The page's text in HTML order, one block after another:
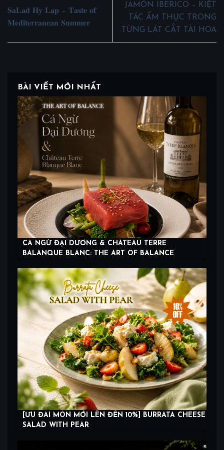
𝐒𝐚𝐋𝐚𝐝 𝐇𝐲 𝐋𝐚̣𝐩 – 𝐓𝐚𝐬𝐭𝐞 𝐨𝐟
𝐌𝐞𝐝𝐢𝐭𝐞𝐫𝐫𝐚𝐧𝐞𝐚𝐧 𝐒𝐮𝐦𝐦𝐞𝐫
JAMÓN IBERICO – KIỆT
TÁC ẨM THỰC TRONG
TỪNG LÁT CẮT TÀI HOA
BÀI VIẾT MỚI NHẤT
CÁ NGỪ ĐẠI DƯƠNG & CHÂTEAU TERRE
BALANQUE BLANC: THE ART OF BALANCE
[ƯU ĐÃI MÓN MỚI LÊN ĐẾN 10%] BURRATA CHEESE
SALAD WITH PEAR